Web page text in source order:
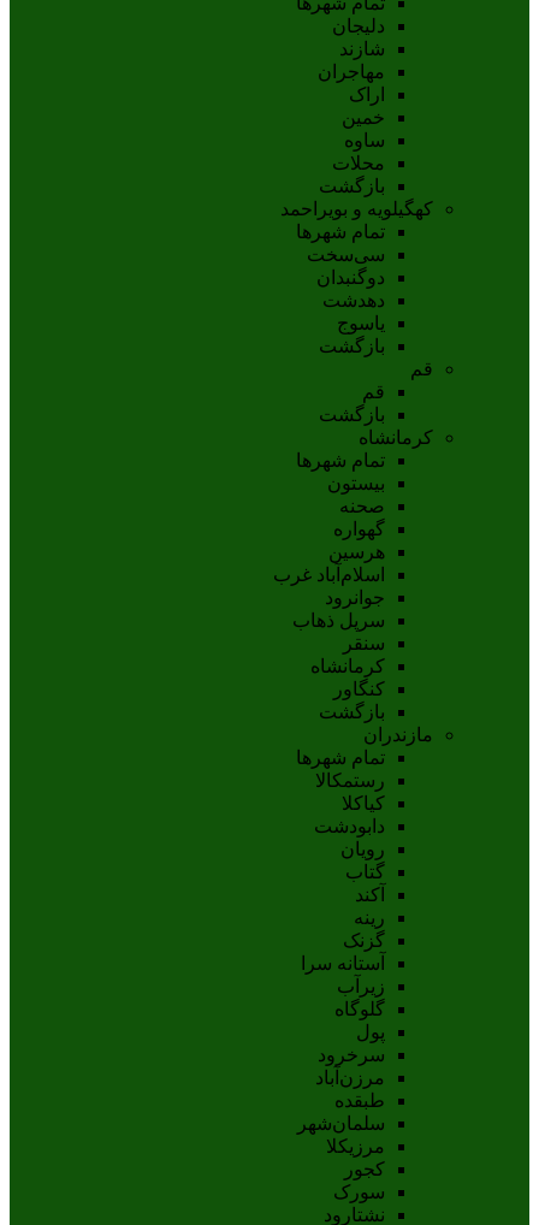
دلیجان
شازند
مهاجران
اراک
خمين
ساوه
محلات
بازگشت
کهگیلویه و بویراحمد
تمام شهر‌ها
سی‌سخت
دوگنبدان
دهدشت
ياسوج
بازگشت
قم
قم
بازگشت
کرمانشاه
تمام شهر‌ها
بیستون
صحنه
گهواره
هرسین
اسلام‌‌آباد غرب
جوانرود
سرپل ذهاب
سنقر
کرمانشاه
کنگاور
بازگشت
مازندران
تمام شهر‌ها
رستمکالا
کیاکلا
دابودشت
رویان
گتاب
آکند
رینه
گزنک
آستانه سرا
زیرآب
گلوگاه
پول
سرخرود
مرزن‌آباد
طبقده
سلمان‌شهر
مرزیکلا
کجور
سورک
نشتارود